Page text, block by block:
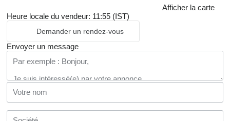
Afficher la carte
Heure locale du vendeur: 11:55 (IST)
Demander un rendez-vous
Envoyer un message